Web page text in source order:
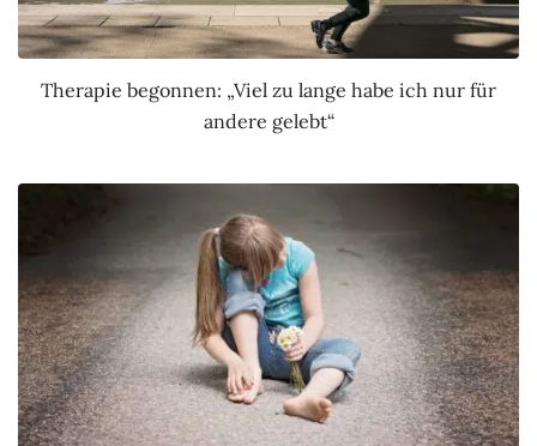
Therapie begonnen: „Viel zu lange habe ich nur für
andere gelebt“